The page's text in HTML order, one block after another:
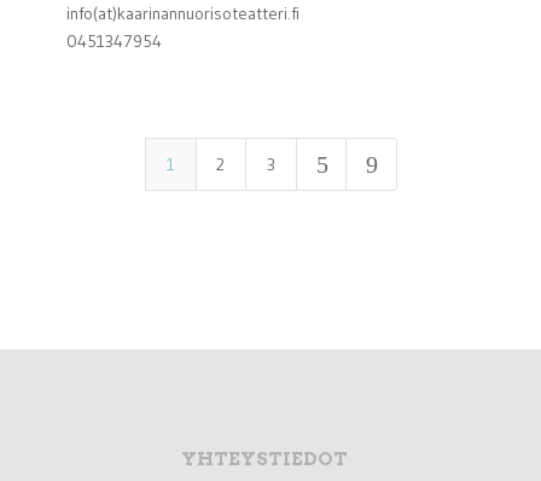
info(at)kaarinannuorisoteatteri.fi
0451347954
1 2 3 5 9
YHTEYSTIEDOT